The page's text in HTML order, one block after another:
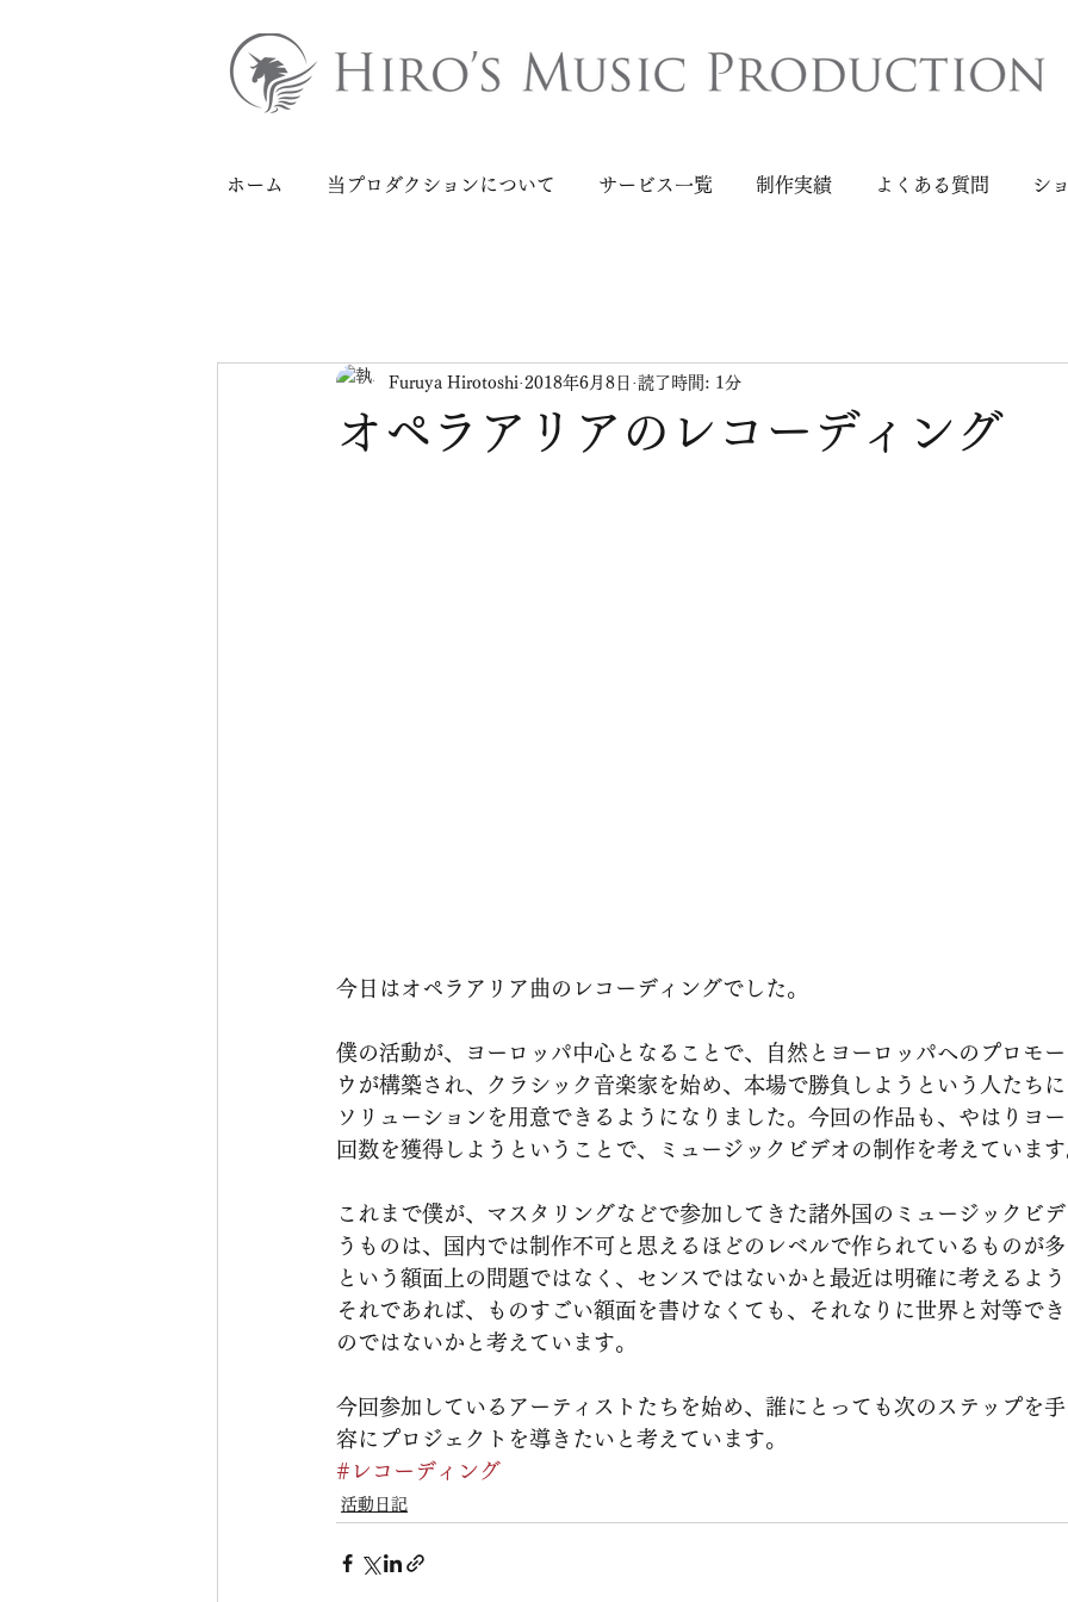
ホーム 当プロダクションについて サービス一覧 制作実績 よくある質問 シ
オペラアリアのレコーディング
Furuya Hirotoshi 2018年6月8日 読了時間: 1分
今日はオペラアリア曲のレコーディングでした。
僕の活動が、ヨーロッパ中心となることで、自然とヨーロッパへのプロモ
ウが構築され、クラシック音楽家を始め、本場で勝負しようという人たち
ソリューションを用意できるようになりました。今回の作品も、やはりヨ
回数を獲得しようということで、ミュージックビデオの制作を考えています
これまで僕が、マスタリングなどで参加してきた諸外国のミュージックビ
うものは、国内では制作不可と思えるほどのレベルで作られているものが
という額面上の問題ではなく、センスではないかと最近は明確に考えるよう
それであれば、ものすごい額面を書けなくても、それなりに世界と対等で
のではないかと考えています。
今回参加しているアーティストたちを始め、誰にとっても次のステップを
容にプロジェクトを導きたいと考えています。
#レコーディング
活動日記